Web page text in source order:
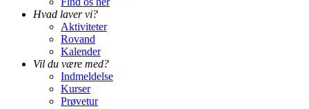
Hvad laver vi?
Aktiviteter
Rovand
Kalender
Vil du være med?
Indmeldelse
Kurser
Prøvetur